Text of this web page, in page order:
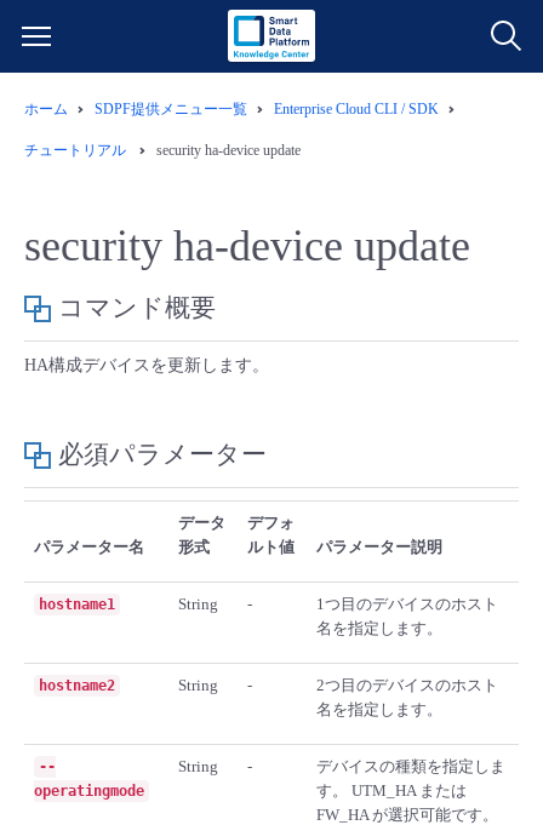
サービス一覧
クラウド/サーバー
ネットワーク
モニタリング/監査
サポート
管理機能
すべてのメニューを見る
データ利活用
クラウド/サーバー
IoT
モニタリング/監査
サポート
管理機能
すべてのメニューを見る
料金情報
料金シミュレーター
クラウド/サーバー
ネットワーク
IoT
モニタリング/監査
サポート
- 管理機能
■ セットアップガイド
- 初期設定・確認
- ユーザー機能の管理
- バックアップ
- セキュリティ・監査
- データと分析
- IoT
- リモートワーク
故障/メンテナンス情報
サービス稼働状況
故障/メンテナンス履歴
メンテナンス予定
定期メンテナンス
パートナー
トレーニング/操作動画
ホーム SDPF提供メニュー一覧 Enterprise Cloud CLI / SDK
チュートリアル security ha-device update
security ha-device update
コマンド概要
HA構成デバイスを更新します。
必須パラメーター
パラメーター名
データ
形式
デフォ
ルト値
パラメーター説明
hostname1 String -
1つ目のデバイスのホスト
名を指定します。
hostname2 String -
2つ目のデバイスのホスト
名を指定します。
--
operatingmode
String -
デバイスの種類を指定しま
す。 UTM_HA または
FW_HA が選択可能です。